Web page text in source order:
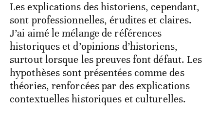
Les explications des historiens, cependant,
sont professionnelles, érudites et claires.
J’ai aimé le mélange de références
historiques et d’opinions d’historiens,
surtout lorsque les preuves font défaut. Les
hypothèses sont présentées comme des
théories, renforcées par des explications
contextuelles historiques et culturelles.